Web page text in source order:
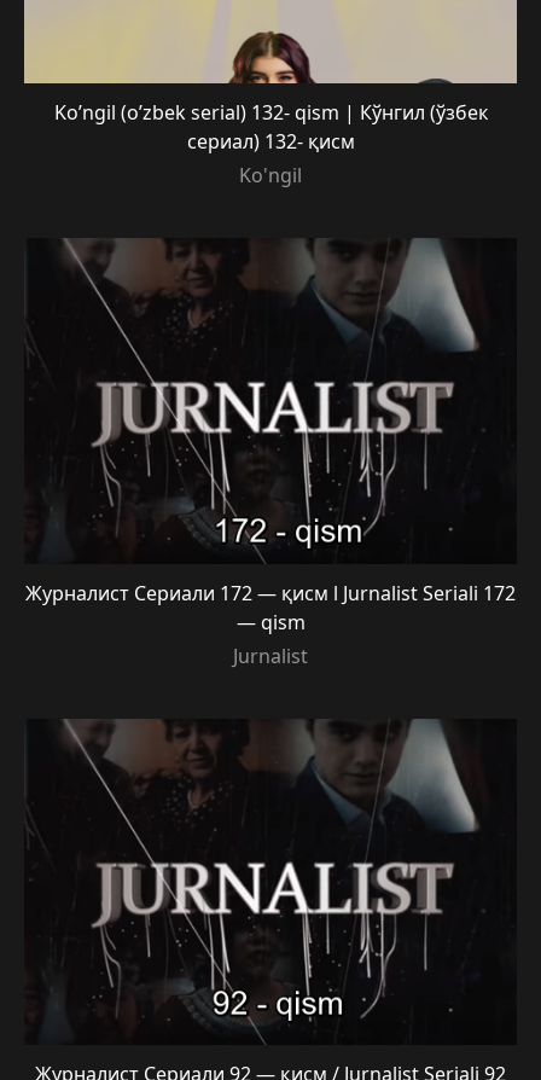
Ko’ngil (o’zbek serial) 132- qism | Кўнгил (ўзбек
сериал) 132- қисм
Ko'ngil
Журналист Сериали 172 — қисм l Jurnalist Seriali 172
— qism
Jurnalist
Журналист Сериали 92 — қисм / Jurnalist Seriali 92